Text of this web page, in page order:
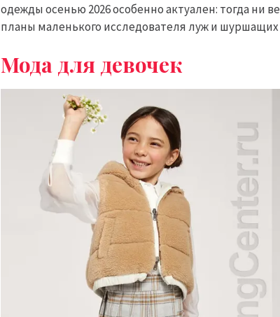
одежды осенью 2026 особенно актуален: тогда ни
планы маленького исследователя луж и шуршащих
Мода для девочек